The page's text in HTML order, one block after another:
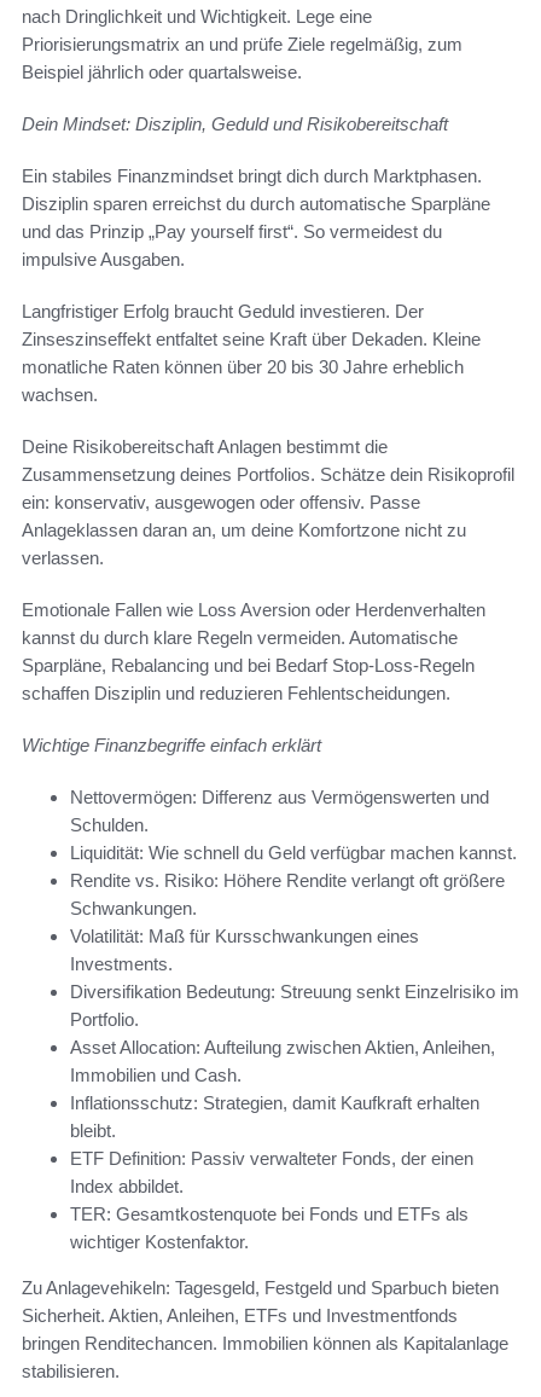
nach Dringlichkeit und Wichtigkeit. Lege eine
Priorisierungsmatrix an und prüfe Ziele regelmäßig, zum
Beispiel jährlich oder quartalsweise.
Dein Mindset: Disziplin, Geduld und Risikobereitschaft
Ein stabiles Finanzmindset bringt dich durch Marktphasen.
Disziplin sparen erreichst du durch automatische Sparpläne
und das Prinzip „Pay yourself first“. So vermeidest du
impulsive Ausgaben.
Langfristiger Erfolg braucht Geduld investieren. Der
Zinseszinseffekt entfaltet seine Kraft über Dekaden. Kleine
monatliche Raten können über 20 bis 30 Jahre erheblich
wachsen.
Deine Risikobereitschaft Anlagen bestimmt die
Zusammensetzung deines Portfolios. Schätze dein Risikoprofil
ein: konservativ, ausgewogen oder offensiv. Passe
Anlageklassen daran an, um deine Komfortzone nicht zu
verlassen.
Emotionale Fallen wie Loss Aversion oder Herdenverhalten
kannst du durch klare Regeln vermeiden. Automatische
Sparpläne, Rebalancing und bei Bedarf Stop-Loss-Regeln
schaffen Disziplin und reduzieren Fehlentscheidungen.
Wichtige Finanzbegriffe einfach erklärt
Nettovermögen: Differenz aus Vermögenswerten und
Schulden.
Liquidität: Wie schnell du Geld verfügbar machen kannst.
Rendite vs. Risiko: Höhere Rendite verlangt oft größere
Schwankungen.
Volatilität: Maß für Kursschwankungen eines
Investments.
Diversifikation Bedeutung: Streuung senkt Einzelrisiko im
Portfolio.
Asset Allocation: Aufteilung zwischen Aktien, Anleihen,
Immobilien und Cash.
Inflationsschutz: Strategien, damit Kaufkraft erhalten
bleibt.
ETF Definition: Passiv verwalteter Fonds, der einen
Index abbildet.
TER: Gesamtkostenquote bei Fonds und ETFs als
wichtiger Kostenfaktor.
Zu Anlagevehikeln: Tagesgeld, Festgeld und Sparbuch bieten
Sicherheit. Aktien, Anleihen, ETFs und Investmentfonds
bringen Renditechancen. Immobilien können als Kapitalanlage
stabilisieren.